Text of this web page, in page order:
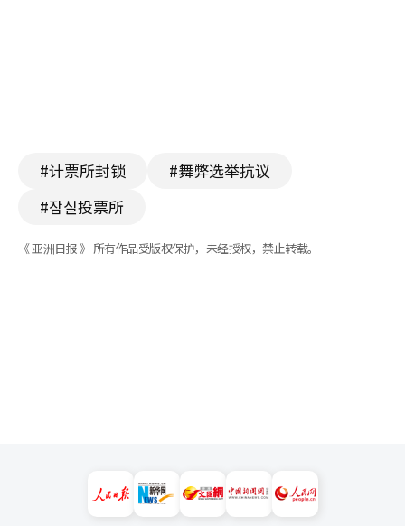
#计票所封锁
#舞弊选举抗议
#잠실投票所
《 亚洲日报 》 所有作品受版权保护，未经授权，禁止转载。